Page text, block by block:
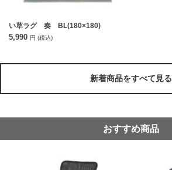
い草ラグ 奏 BL(180×180)
5,990 円 (税込)
新着商品をすべて見る
おすすめ商品